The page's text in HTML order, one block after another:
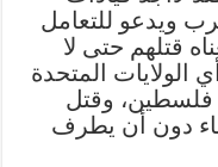
ويدعو للتعامل
قتلهم حتى لا
الولايات المتحدة
فلسطين، وقتل
دون أن يطرف